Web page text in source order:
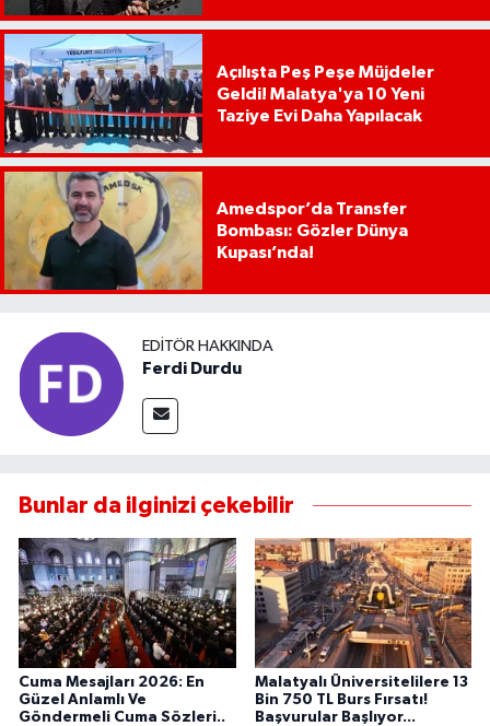
Açılışta Peş Peşe Müjdeler
Geldi! Malatya'ya 10 Yeni
Taziye Evi Daha Yapılacak
Amedspor’da Transfer
Bombası: Gözler Dünya
Kupası’nda!
EDITÖR HAKKINDA
Ferdi Durdu
Bunlar da ilginizi çekebilir
Cuma Mesajları 2026: En
Güzel Anlamlı Ve
Göndermeli Cuma Sözleri..
Malatyalı Üniversitelilere 13
Bin 750 TL Burs Fırsatı!
Başvurular Başlıyor...